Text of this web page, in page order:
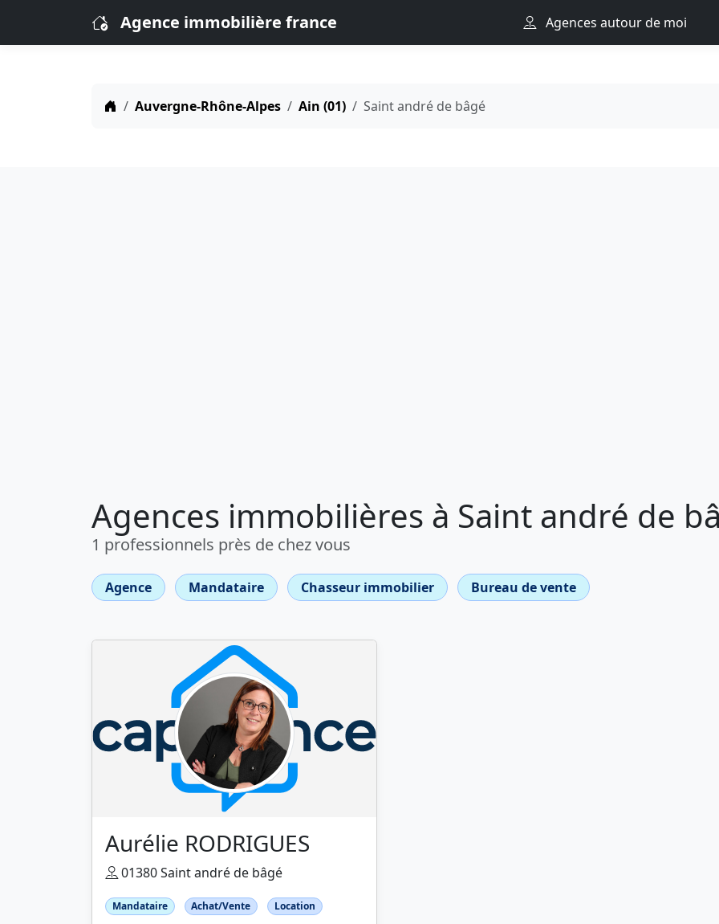
Agence immobilière france Agences autour de moi
Auvergne-Rhône-Alpes Ain (01) Saint andré de bâgé
Agences immobilières à Saint andré de
1 professionnels près de chez vous
Agence Mandataire Chasseur immobilier Bureau de vente
Aurélie RODRIGUES
01380 Saint andré de bâgé
Mandataire Achat/Vente Location